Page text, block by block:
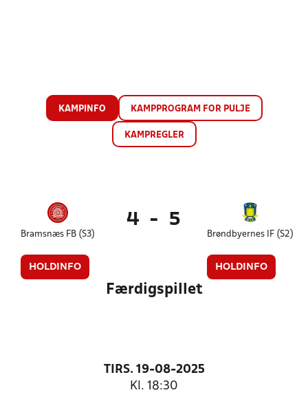
KAMPINFO KAMPPROGRAM FOR PULJE
KAMPREGLER
Bramsnæs FB (S3)
HOLDINFO
4 - 5
Brøndbyernes IF (S2)
HOLDINFO
Færdigspillet
TIRS. 19-08-2025
Kl. 18:30